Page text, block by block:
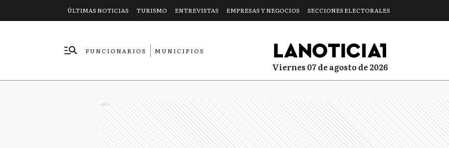
ÚLTIMAS NOTICIAS TURISMO ENTREVISTAS EMPRESAS Y NEGOCIOS SECCIONES ELECTORALES
FUNCIONARIOS
MUNICIPIOS
viernes 07 de agosto de 2026
Ads